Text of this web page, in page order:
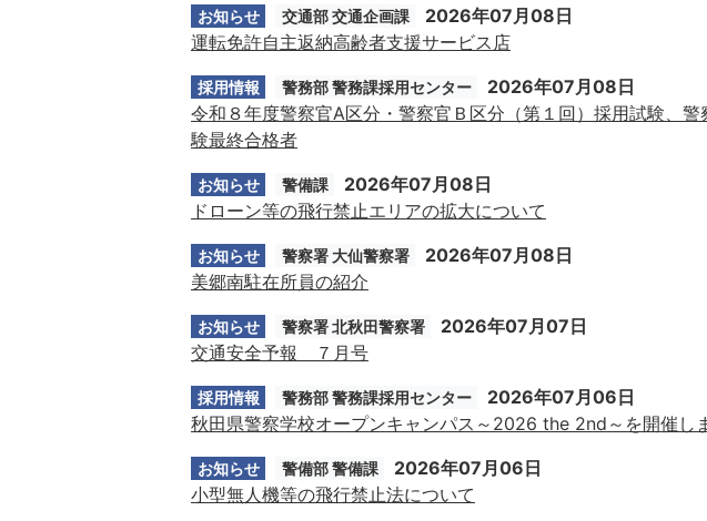
お知らせ 交通部 交通企画課
2026年07月08日
運転免許自主返納高齢者支援サービス店
採用情報 警務部 警務課採用センター
2026年07月08日
令和８年度警察官A区分・警察官Ｂ区分（第１回）採用試験、
験最終合格者
お知らせ 警備課
2026年07月08日
ドローン等の飛行禁止エリアの拡大について
お知らせ 警察署 大仙警察署
2026年07月08日
美郷南駐在所員の紹介
お知らせ 警察署 北秋田警察署
2026年07月07日
交通安全予報 ７月号
採用情報 警務部 警務課採用センター
2026年07月06日
秋田県警察学校オープンキャンパス～2026 the 2nd～を開催し
お知らせ 警備部 警備課
2026年07月06日
小型無人機等の飛行禁止法について